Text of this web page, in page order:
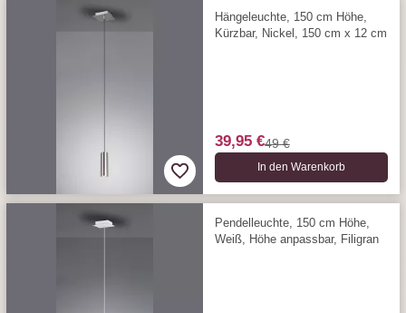
Hängeleuchte, 150 cm Höhe,
Kürzbar, Nickel, 150 cm x 12 cm
39,95 €49 €
In den Warenkorb
Pendelleuchte, 150 cm Höhe,
Weiß, Höhe anpassbar, Filigran